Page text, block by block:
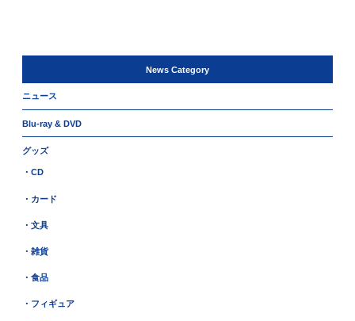
News Category
ニュース
Blu-ray & DVD
グッズ
・CD
・カード
・文具
・雑貨
・食品
・フィギュア